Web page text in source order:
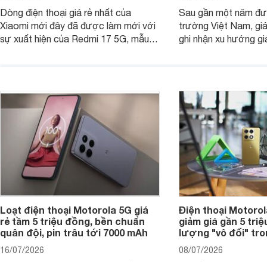
Dòng điện thoại giá rẻ nhất của
Xiaomi mới đây đã được làm mới với
sự xuất hiện của Redmi 17 5G, mẫu
Sau gần một năm
trường Việt Nam,
ghi nhận xu hướng
Loạt điện thoại Motorola 5G giá
rẻ tầm 5 triệu đồng, bền chuẩn
quân đội, pin trâu tới 7000 mAh
16/07/2026
Điện thoại
giảm giá gần 5
lượng "vô đối"
08/07/2026